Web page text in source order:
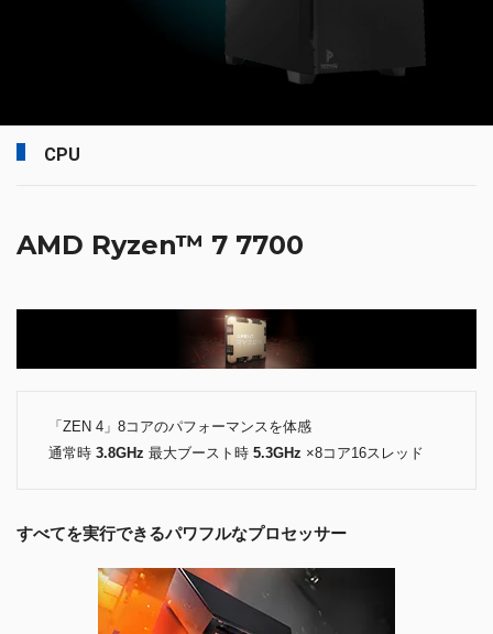
CPU
AMD Ryzen™ 7 7700
「ZEN 4」8コアのパフォーマンスを体感
通常時 3.8GHz 最大ブースト時 5.3GHz ×8コア16スレッド
すべてを実行できるパワフルなプロセッサー